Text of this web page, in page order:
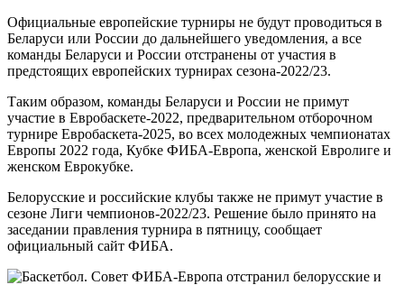
Официальные европейские турниры не будут проводиться в
Беларуси или России до дальнейшего уведомления, а все
команды Беларуси и России отстранены от участия в
предстоящих европейских турнирах сезона-2022/23.
Таким образом, команды Беларуси и России не примут
участие в Евробаскете-2022, предварительном отборочном
турнире Евробаскета-2025, во всех молодежных чемпионатах
Европы 2022 года, Кубке ФИБА-Европа, женской Евролиге и
женском Еврокубке.
Белорусские и российские клубы также не примут участие в
сезоне Лиги чемпионов-2022/23. Решение было принято на
заседании правления турнира в пятницу, сообщает
официальный сайт ФИБА.